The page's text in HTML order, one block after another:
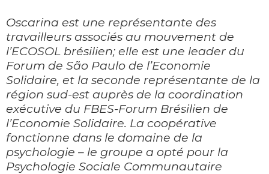
Oscarina est une représentante des
travailleurs associés au mouvement de
l’ECOSOL brésilien; elle est une leader du
Forum de São Paulo de l’Economie
Solidaire, et la seconde représentante de la
région sud-est auprès de la coordination
exécutive du FBES-Forum Brésilien de
l’Economie Solidaire. La coopérative
fonctionne dans le domaine de la
psychologie – le groupe a opté pour la
Psychologie Sociale Communautaire